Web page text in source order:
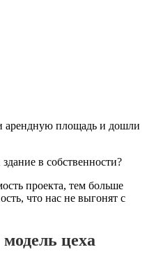
площадь и дошли
в собственности?
проекта, тем больше
что нас не выгонят с
цеха